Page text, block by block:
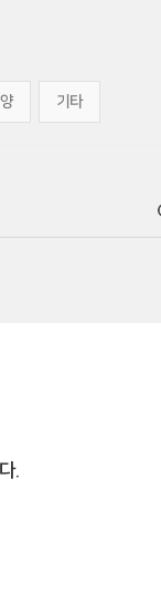
기타
.